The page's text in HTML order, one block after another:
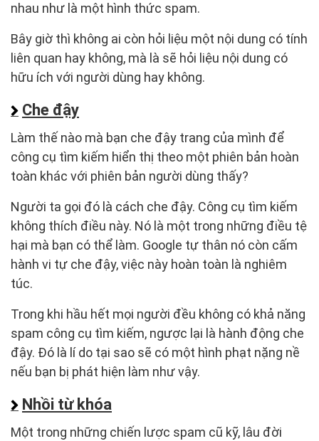
nhau như là một hình thức spam.
Bây giờ thì không ai còn hỏi liệu một nội dung có tính
liên quan hay không, mà là sẽ hỏi liệu nội dung có
hữu ích với người dùng hay không.
Che đậy
Làm thế nào mà bạn che đậy trang của mình để
công cụ tìm kiếm hiển thị theo một phiên bản hoàn
toàn khác với phiên bản người dùng thấy?
Người ta gọi đó là cách che đậy. Công cụ tìm kiếm
không thích điều này. Nó là một trong những điều tệ
hại mà bạn có thể làm. Google tự thân nó còn cấm
hành vi tự che đậy, việc này hoàn toàn là nghiêm
túc.
Trong khi hầu hết mọi người đều không có khả năng
spam công cụ tìm kiếm, ngược lại là hành động che
đậy. Đó là lí do tại sao sẽ có một hình phạt nặng nề
nếu bạn bị phát hiện làm như vậy.
Nhồi từ khóa
Một trong những chiến lược spam cũ kỹ, lâu đời